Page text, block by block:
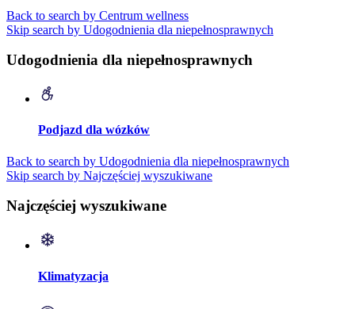
Back to search by Centrum wellness
Skip search by Udogodnienia dla niepełnosprawnych
Udogodnienia dla niepełnosprawnych
Podjazd dla wózków
Back to search by Udogodnienia dla niepełnosprawnych
Skip search by Najczęściej wyszukiwane
Najczęściej wyszukiwane
Klimatyzacja